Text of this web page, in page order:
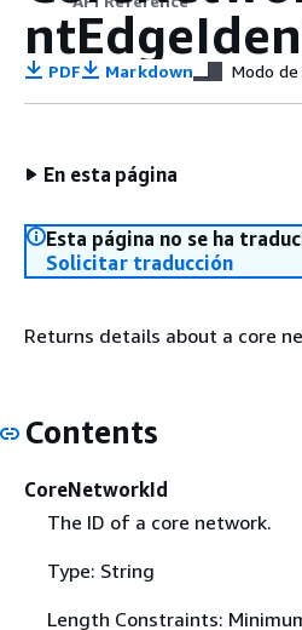
PDF Markdown Modo
En esta página
Esta página no se ha
Solicitar traducción
Returns details about a core
Contents
CoreNetworkId
The ID of a core network.
Type: String
Length Constraints: